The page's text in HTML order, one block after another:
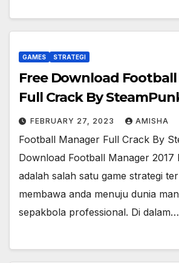
GAMES STRATEGI
Free Download
Full Crack By
FEBRUARY 27, 2023 AMISHA
Football Manager Full Crack By
Download Football Manager 2017
adalah salah satu game strategi
membawa anda menuju dunia
sepakbola professional. Di dalam…